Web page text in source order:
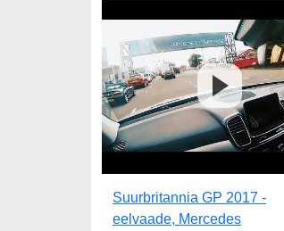
Suurbritannia GP 2017 -
eelvaade, Mercedes